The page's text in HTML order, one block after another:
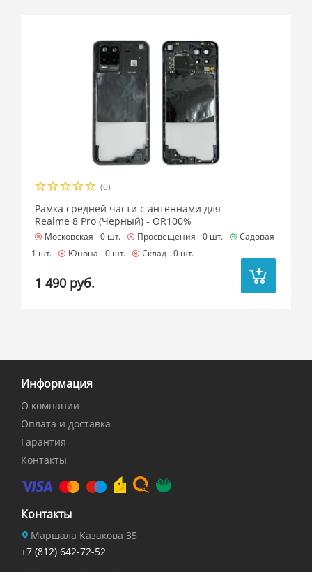
(0)
Рамка средней части с антеннами для
Realme 8 Pro (Черный) - OR100%
Московская -0 шт. Просвещения -0 шт.
Садовая -
1 шт.
Юнона -0 шт. Склад -0 шт.
1 490 руб.
Информация
О компании
Оплата и доставка
Гарантия
Контакты
Контакты
Маршала Казакова 35
+7 (812) 642-72-52